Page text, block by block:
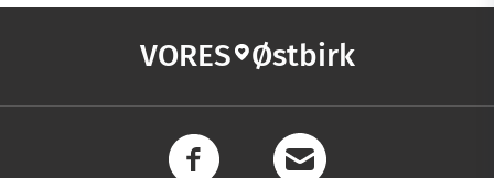
VORES Østbirk